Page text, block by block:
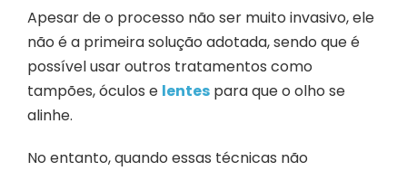
Apesar de o processo não ser muito invasivo, ele
não é a primeira solução adotada, sendo que é
possível usar outros tratamentos como
tampões, óculos e lentes para que o olho se
alinhe.
No entanto, quando essas técnicas não